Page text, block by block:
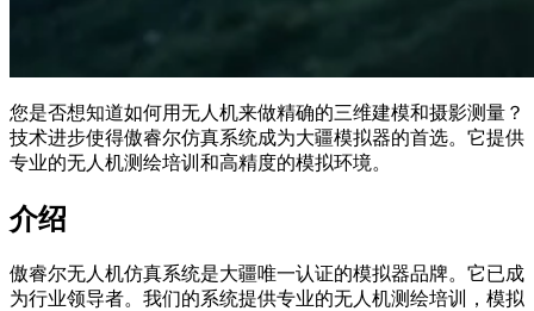
您是否想知道如何用无人机来做精确的三维建模和摄影测量？
技术进步使得傲睿尔仿真系统成为大疆模拟器的首选。它提供
专业的无人机测绘培训和高精度的模拟环境。
介绍
傲睿尔无人机仿真系统是大疆唯一认证的模拟器品牌。它已成
为行业领导者。我们的系统提供专业的无人机测绘培训，模拟